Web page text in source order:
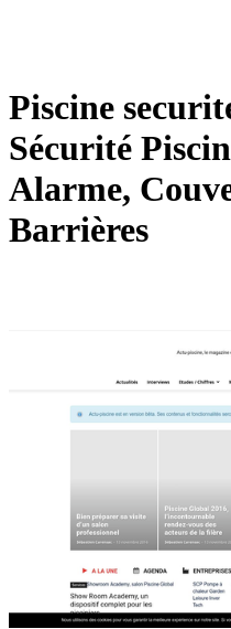
Piscine
Sécurité
Alarme,
Barrières